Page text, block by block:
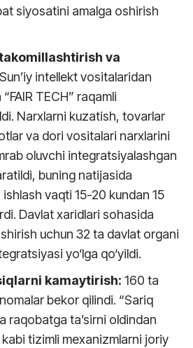
siyosatini amalga oshirish
va
Sun’iy intellekt vositalaridan
TECH” raqamli
Narxlarni kuzatish, tovarlar
va dori vositalari narxlarini
oluvchi integratsiyalashgan
buning natijasida
ishlash vaqti 15-20 kundan 15
Davlat xaridlari sohasida
uchun 32 ta davlat organi
yo‘lga qo‘yildi.
kamaytirish: 160 ta
bekor qilindi. “Sariq
raqobatga ta’sirni oldindan
tizimli mexanizmlarni joriy